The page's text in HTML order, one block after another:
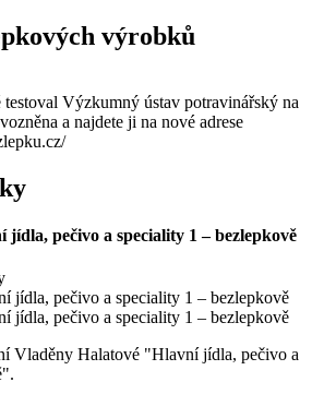
výrobků
Výzkumný ústav potravinářský na
a najdete ji na nové adrese
pečivo a speciality 1 – bezlepkově
Vladěny Halatové "Hlavní jídla, pečivo a